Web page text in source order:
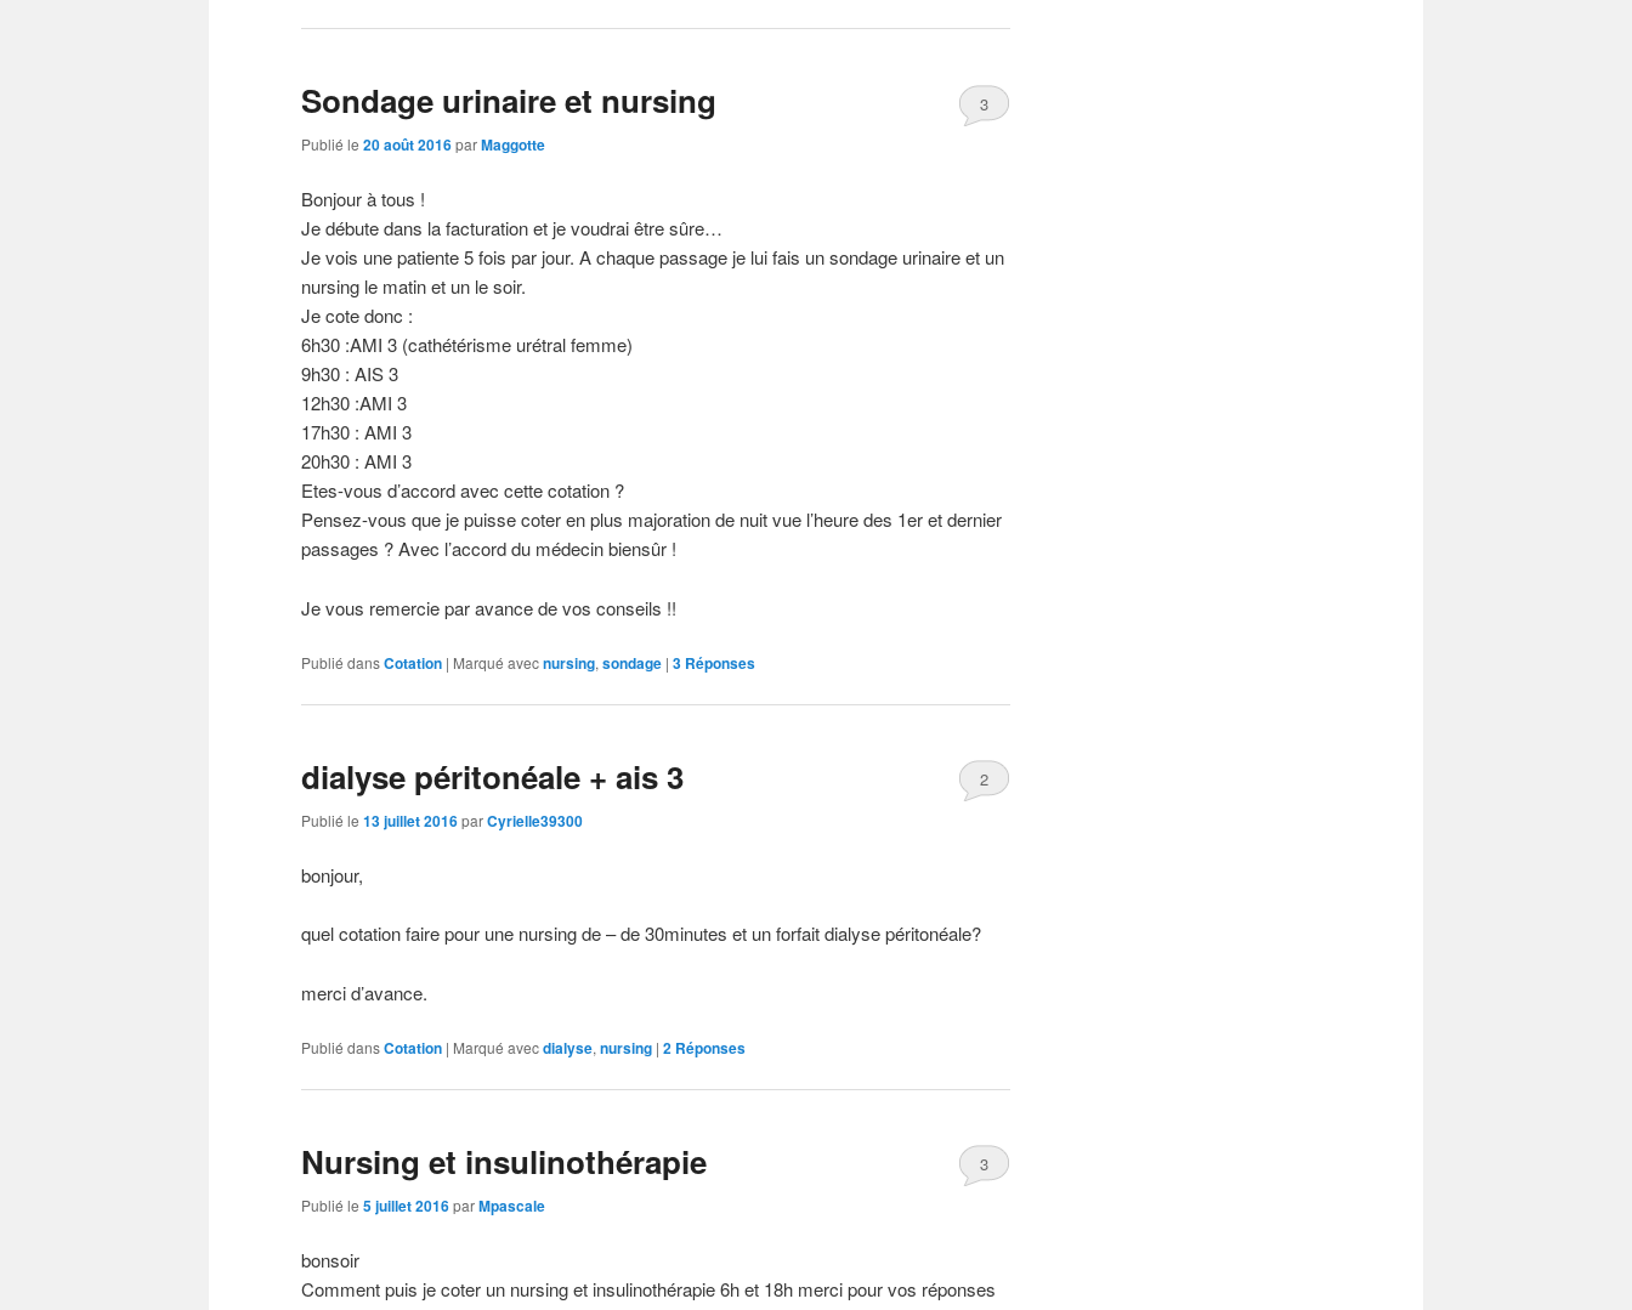
Sondage urinaire et nursing
Publié le 20 août 2016parMaggotte
3
Bonjour à tous !
Je débute dans la facturation et je voudrai être sûre…
Je vois une patiente 5 fois par jour. A chaque passage je lui fais un sondage urinaire et un
nursing le matin et un le soir.
Je cote donc :
6h30 :AMI 3 (cathétérisme urétral femme)
9h30 : AIS 3
12h30 :AMI 3
17h30 : AMI 3
20h30 : AMI 3
Etes-vous d’accord avec cette cotation ?
Pensez-vous que je puisse coter en plus majoration de nuit vue l’heure des 1er et dernier
passages ? Avec l’accord du médecin biensûr !
Je vous remercie par avance de vos conseils !!
Publié dansCotation | Marqué avecnursing, sondage | 3 Réponses
dialyse péritonéale + ais 3
Publié le 13 juillet 2016parCyrielle39300
2
bonjour,
quel cotation faire pour une nursing de – de 30minutes et un forfait dialyse péritonéale?
merci d’avance.
Publié dansCotation | Marqué avecdialyse, nursing | 2 Réponses
Nursing et insulinothérapie
Publié le 5 juillet 2016parMpascale
3
bonsoir
Comment puis je coter un nursing et insulinothérapie 6h et 18h merci pour vos réponses